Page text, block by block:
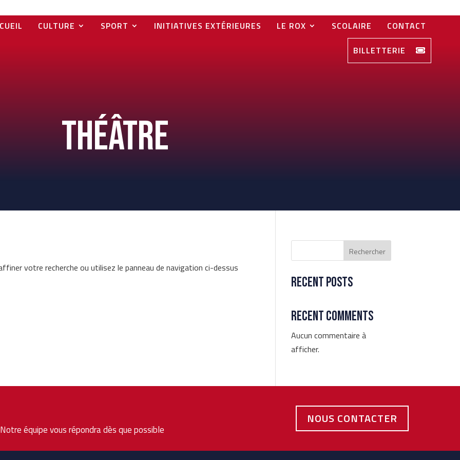
CULTURE SPORT INITIATIVES EXTÉRIEURES LE ROX SCOLAIRE
CONTACT
BILLETTERIE
Théâtre
votre recherche ou utilisez le panneau de navigation ci-dessus
Rechercher
Recent Posts
Recent Comments
Aucun commentaire à
afficher.
équipe vous répondra dès que possible
NOUS CONTACTER